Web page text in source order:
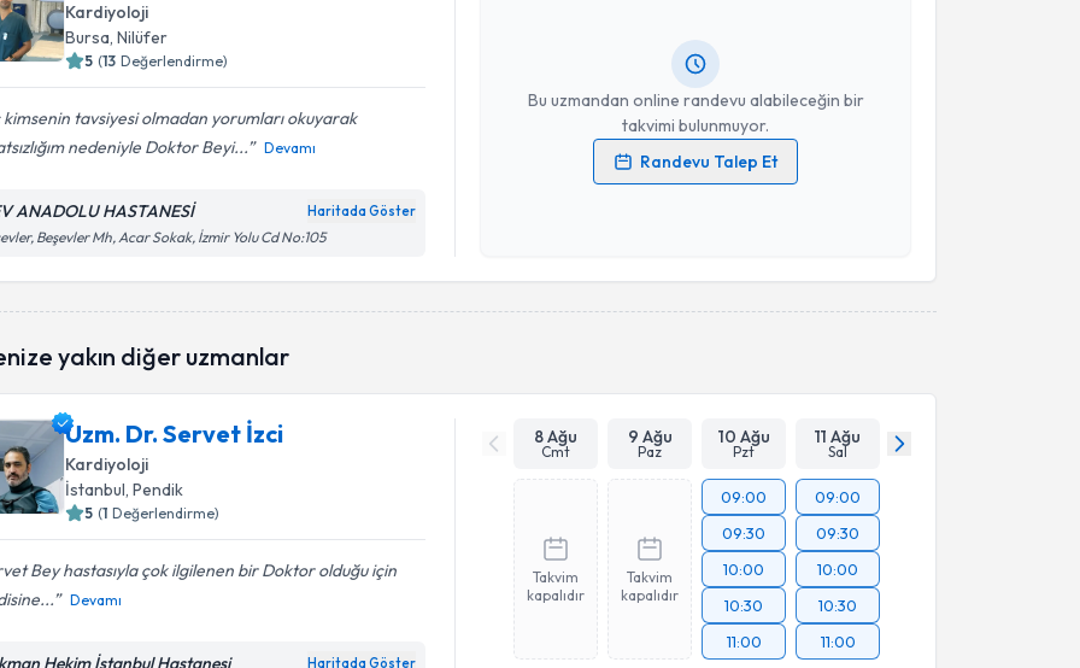
Kardiyoloji
Bursa, Nilüfer
5 (13 Değerlendirme)
kimsenin tavsiyesi olmadan yorumları okuyarak
nedeniyle Doktor Beyi...
Devamı
ANADOLU HASTANESİ Haritada Göster
Beşevler Mh, Acar Sokak, İzmir Yolu Cd No:105
Bu uzmandan online randevu alabileceğin bir
takvimi bulunmuyor.
Randevu Talep Et
Kişisel verilerimin işlenmesine ilişkinAydınlatma Metni
Takvim Talebini Gönder
yakın diğer uzmanlar
Uzm. Dr. Servet İzci
Kardiyoloji
İstanbul, Pendik
5 (1 Değerlendirme)
Bey hastasıyla çok ilgilenen bir Doktor olduğu için
Devamı
Hekim İstanbul Hastanesi Haritada Göster
8 Ağu
Cmt
9 Ağu
Paz
10 Ağu
Pzt
11 Ağu
Sal
Takvim
kapalıdır
Takvim
kapalıdır
09:00
09:30
10:00
10:30
11:00
09:00
09:30
10:00
10:30
11:00